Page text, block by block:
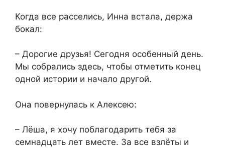
Когда все расселись, Инна встала, держа
бокал:
– Дорогие друзья! Сегодня особенный день.
Мы собрались здесь, чтобы отметить конец
одной истории и начало другой.
Она повернулась к Алексею:
– Лёша, я хочу поблагодарить тебя за
семнадцать лет вместе. За все взлёты и